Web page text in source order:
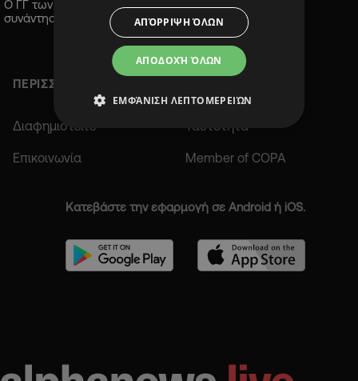
Ο ΓΓ των Ηνωμένων Εθνών ανακοινώνει την σύγκληση
συνάντησης 5+1 για το Κυπριακό
ΠΕΡΙΣΣΟΤΕΡΑ
Διαφημιστείτε Ταυτότητα
Επικοινωνία Member of COPA
Κατεβάστε την εφαρμογή σε Android ή iOS.
ΑΠΟΔΟΧΉ ΌΛΩΝ
ΑΠΌΡΡΙΨΗ ΌΛΩΝ
ΕΜΦΆΝΙΣΗ ΛΕΠΤΟΜΕΡΕΙΏΝ